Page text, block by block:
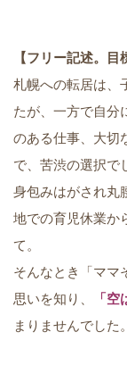
【フリー記述。目
札幌への転居は、
たが、一方で自分
のある仕事、大切
で、苦渋の選択で
身包みはがされ丸
地での育児休業か
て。
そんなとき「ママ
思いを知り、
「
まりませんでした。